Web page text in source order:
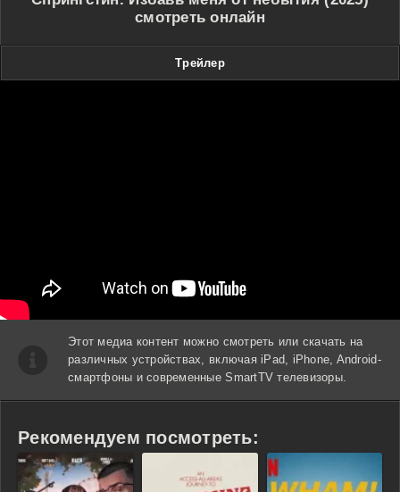
смотреть онлайн
Трейлер
Этот медиа контент можно смотреть или скачать на
различных устройствах, включая iPad, iPhone, Android-
смартфоны и современные SmartTV телевизоры.
Рекомендуем посмотреть: